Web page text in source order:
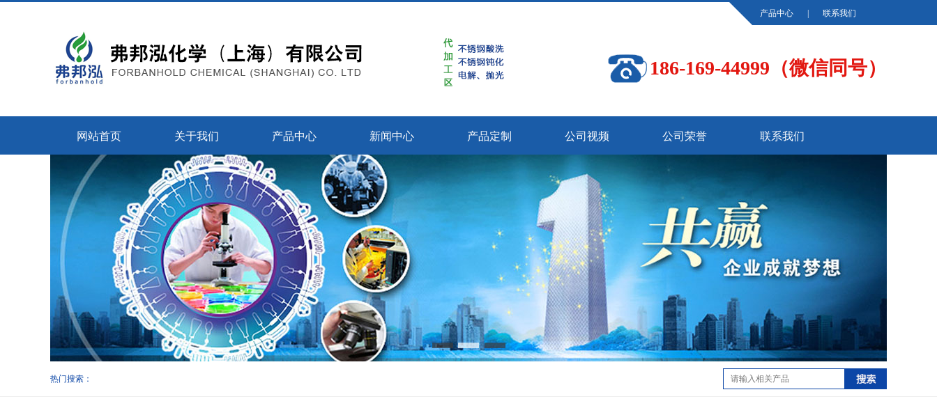
186-169-44999（微信同号）
产品中心 联系我们
网站首页 关于我们 产品中心 新闻中心 产品定制 公司视频 公司荣誉 联系我们
热门搜索：